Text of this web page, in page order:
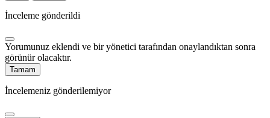
İnceleme gönderildi
Yorumunuz eklendi ve bir yönetici tarafından onaylandıktan sonra
görünür olacaktır.
Tamam
İncelemeniz gönderilemiyor